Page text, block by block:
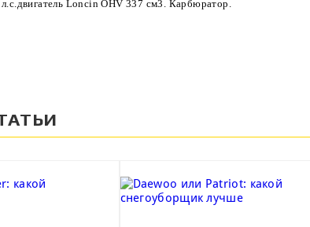
Loncin OHV 337 см3. Карбюратор.